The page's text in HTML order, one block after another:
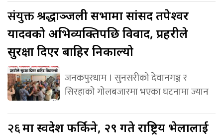
संयुक्तश्रद्धाञ्जली सभामा सांसद तपेश्वर
यादवको अभिव्यक्तिपछि विवाद, प्रहरीले
सुरक्षा दिएर बाहिर निकाल्यो
जनकपुरधाम । सुनसरीको देवानगञ्ज र
सिरहाको गोलबजारमा भएका घटनामा ज्यान
२६मा स्वदेश फर्किने, २९ गते राष्ट्रिय भेलालाई